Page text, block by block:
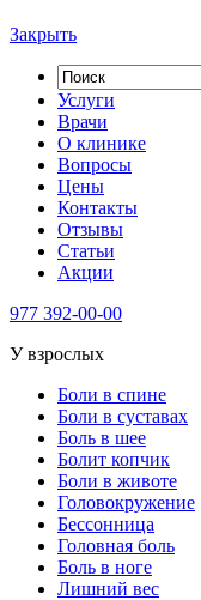
Закрыть
Услуги
Врачи
О клинике
Вопросы
Цены
Контакты
Отзывы
Статьи
Акции
977 392-00-00
У взрослых
Боли в спине
Боли в суставах
Боль в шее
Болит копчик
Боли в животе
Головокружение
Бессонница
Головная боль
Боль в ноге
Лишний вес